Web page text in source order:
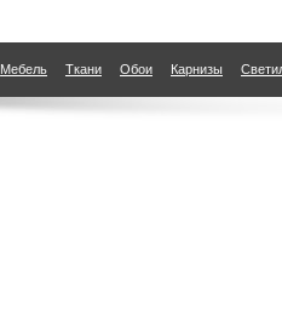
Мебель Ткани Обои Карнизы